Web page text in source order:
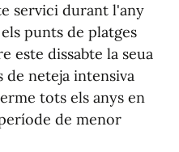
servici durant l'any
punts de platges
este dissabte la seua
de neteja intensiva
tots els anys en
de menor